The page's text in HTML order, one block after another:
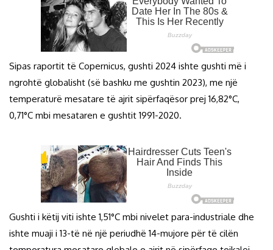
Sipas raportit të Copernicus, gushti 2024 ishte gushti më i
ngrohtë globalisht (së bashku me gushtin 2023), me një
temperaturë mesatare të ajrit sipërfaqësor prej 16,82°C,
0,71°C mbi mesataren e gushtit 1991-2020.
Gushti i këtij viti ishte 1,51°C mbi nivelet para-industriale dhe
ishte muaji i 13-të në një periudhë 14-mujore për të cilën